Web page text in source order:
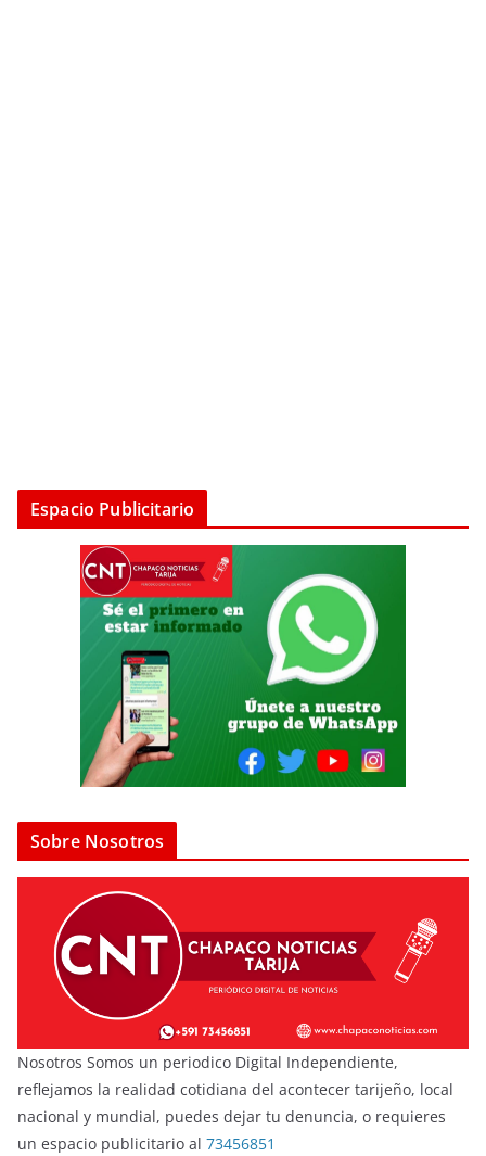
Espacio Publicitario
Sobre Nosotros
Nosotros Somos un periodico Digital Independiente,
reflejamos la realidad cotidiana del acontecer tarijeño, local
nacional y mundial, puedes dejar tu denuncia, o requieres
un espacio publicitario al 73456851